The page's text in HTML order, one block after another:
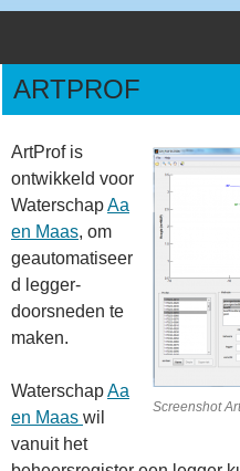
naar
inhoud
ARTPROF
Screenshot
ArtProf is
ontwikkeld voor
WaterschapAa
en Maas, om
geautomatiseer
d legger-
doorsneden te
maken.
WaterschapAa
en Maas wil
vanuit het